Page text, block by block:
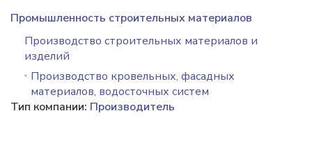
Промышленность строительных материалов
Производство строительных материалов и
изделий
Производство кровельных, фасадных
материалов, водосточных систем
Тип компании: Производитель